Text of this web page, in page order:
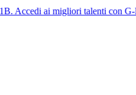
migliori talenti con G-P Employer